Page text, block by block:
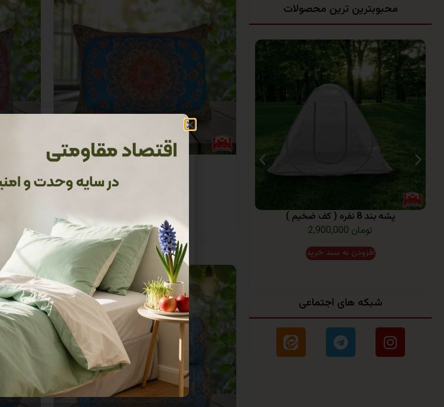
محبوبترین ترین محصولات
پشه بند 8 نفره ( کف ضخیم )
2,900,000 تومان
افزودن به سبد خرید
شبکه های اجتماعی
افزودن به سبد خرید